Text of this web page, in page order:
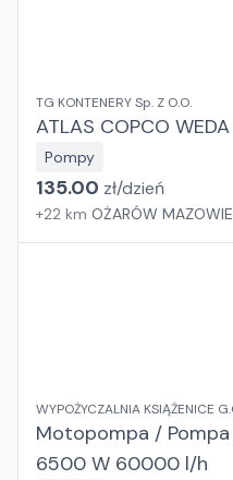
TG KONTENERY Sp. Z O.O.
ATLAS COPCO
Pompy
135.00 zł/dzień
+22 km OŻARÓW
Motopompa /
6500 W 60000 l/h